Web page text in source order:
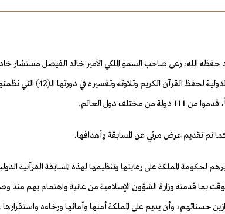
21 سبتمبر 2022م، حفل
تم تقديم عرض مرئي عن المسابقة وأهدافها.
المملكة على رعايتها وتنظيمها لهذه المسابقة القرآنية
بما قدمته وزارة الشؤون الإسلامية من عانية واهتمام بهم
حسناتهم، وأن يديم على المملكة أمنها وأمانها ورخاءه واستقرارها .